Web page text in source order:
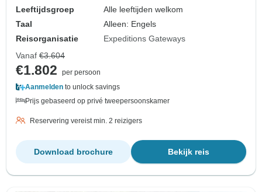
Leeftijdsgroep
Alle leeftijden welkom
Taal
Alleen: Engels
Reisorganisatie
Expeditions Gateways
Vanaf €3.604
€1.802
per persoon
Aanmelden to unlock savings
Prijs gebaseerd op privé tweepersoonskamer
Reservering vereist min. 2 reizigers
Bekijk reis
Download brochure